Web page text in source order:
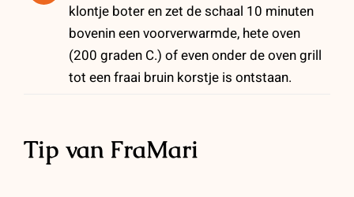
klontje boter en zet de schaal 10 minuten
bovenin een voorverwarmde, hete oven
(200 graden C.) of even onder de oven grill
tot een fraai bruin korstje is ontstaan.
Tip van FraMari